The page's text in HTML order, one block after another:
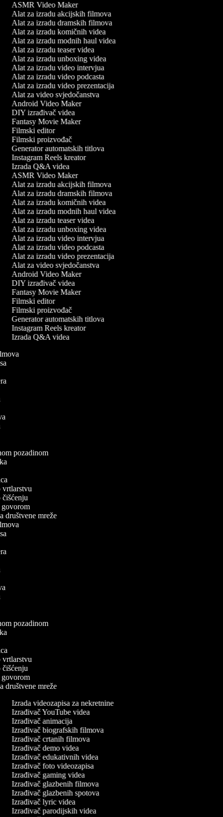
ASMR Video Maker
Alat za izradu akcijskih filmova
Alat za izradu dramskih filmova
Alat za izradu komičnih videa
Alat za izradu modnih haul videa
Alat za izradu teaser videa
Alat za izradu unboxing videa
Alat za izradu video intervjua
Alat za izradu video podcasta
Alat za izradu video prezentacija
Alat za video svjedočanstva
Android Video Maker
DIY izrađivač videa
Fantasy Movie Maker
Filmski editor
Filmski proizvođač
Generator automatskih titlova
Instagram Reels kreator
Izrada Q&A videa
ASMR Video Maker
Alat za izradu akcijskih filmova
Alat za izradu dramskih filmova
Alat za izradu komičnih videa
Alat za izradu modnih haul videa
Alat za izradu teaser videa
Alat za izradu unboxing videa
Alat za izradu video intervjua
Alat za izradu video podcasta
Alat za izradu video prezentacija
Alat za video svjedočanstva
Android Video Maker
DIY izrađivač videa
Fantasy Movie Maker
Filmski editor
Filmski proizvođač
Generator automatskih titlova
Instagram Reels kreator
Izrada Q&A videa
pozadinom
vrtlarstvu
čišćenju
govorom
društvene mreže
pozadinom
vrtlarstvu
čišćenju
govorom
društvene mreže
Izrada videozapisa za nekretnine
Izrađivač YouTube videa
Izrađivač animacija
Izrađivač biografskih filmova
Izrađivač crtanih filmova
Izrađivač demo videa
Izrađivač edukativnih videa
Izrađivač foto videozapisa
Izrađivač gaming videa
Izrađivač glazbenih filmova
Izrađivač glazbenih spotova
Izrađivač lyric videa
Izrađivač parodijskih videa